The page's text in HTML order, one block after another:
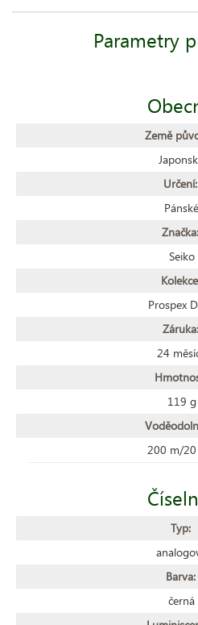
Parametry
Země
Určení:
Pánské
Značka:
Seiko
Prospex
Záruka:
24
119 g
200 m/
Typ:
Barva:
černá